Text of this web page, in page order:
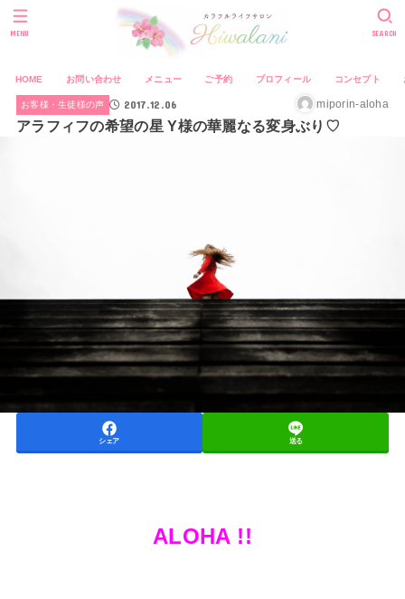
HOME お問い合わせ メニュー ご予約 プロフィール コンセプト
SEARCH
MENU
お客様・生徒様の声 2017.12.06 miporin-aloha
アラフィフの希望の星 Y様の華麗なる変身ぶり♡
シェア 送る
ALOHA !!